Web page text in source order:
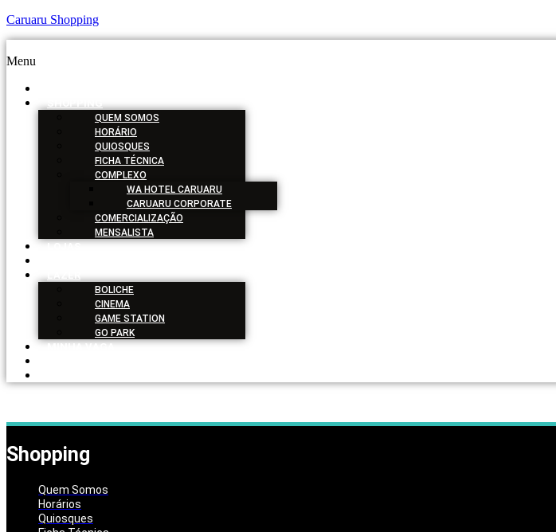
Caruaru Shopping
Menu
SHOPPING
QUEM SOMOS
HORÁRIO
QUIOSQUES
FICHA TÉCNICA
COMPLEXO
WA HOTEL CARUARU
CARUARU CORPORATE
COMERCIALIZAÇÃO
MENSALISTA
LOJAS
LAZER
BOLICHE
CINEMA
GAME STATION
GO PARK
MINHA VAGA
Shopping
Quem Somos
Horários
Quiosques